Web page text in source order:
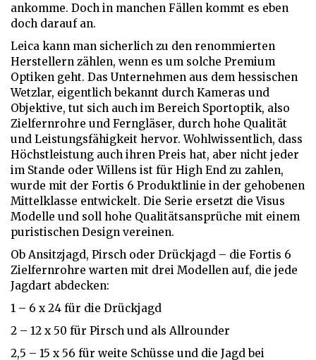
ankomme. Doch in manchen Fällen kommt es eben
doch darauf an.
Leica kann man sicherlich zu den renommierten
Herstellern zählen, wenn es um solche Premium
Optiken geht. Das Unternehmen aus dem hessischen
Wetzlar, eigentlich bekannt durch Kameras und
Objektive, tut sich auch im Bereich Sportoptik, also
Zielfernrohre und Ferngläser, durch hohe Qualität
und Leistungsfähigkeit hervor. Wohlwissentlich, dass
Höchstleistung auch ihren Preis hat, aber nicht jeder
im Stande oder Willens ist für High End zu zahlen,
wurde mit der Fortis 6 Produktlinie in der gehobenen
Mittelklasse entwickelt. Die Serie ersetzt die Visus
Modelle und soll hohe Qualitätsansprüche mit einem
puristischen Design vereinen.
Ob Ansitzjagd, Pirsch oder Drückjagd – die Fortis 6
Zielfernrohre warten mit drei Modellen auf, die jede
Jagdart abdecken:
1 – 6 x 24 für die Drückjagd
2 – 12 x 50 für Pirsch und als Allrounder
2,5 – 15 x 56 für weite Schüsse und die Jagd bei